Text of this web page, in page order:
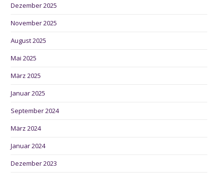
Dezember 2025
November 2025
August 2025
Mai 2025
März 2025
Januar 2025
September 2024
März 2024
Januar 2024
Dezember 2023